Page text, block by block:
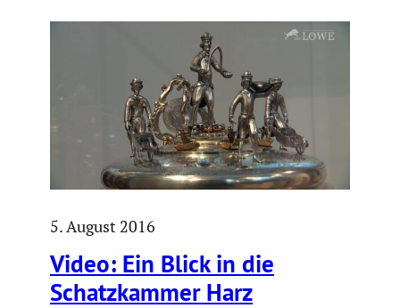
5. August 2016
Video: Ein Blick in die
Schatz­kammer Harz